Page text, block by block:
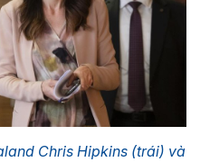
Chris Hipkins (trái) và